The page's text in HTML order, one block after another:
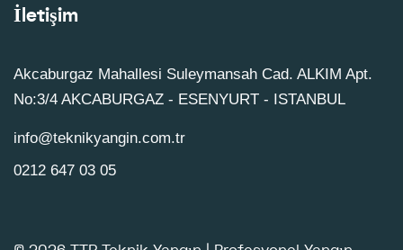
İletişim
Akcaburgaz Mahallesi Suleymansah Cad. ALKIM Apt.
No:3/4 AKCABURGAZ - ESENYURT - ISTANBUL
info@teknikyangin.com.tr
0212 647 03 05